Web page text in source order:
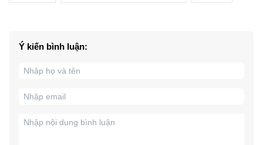
Ý kiến bình luận: